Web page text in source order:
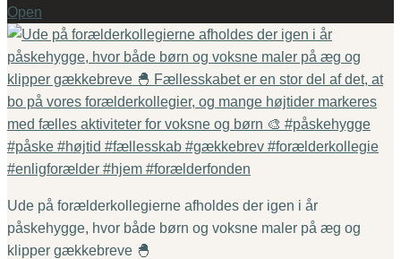
Open
Ude på forælderkollegierne afholdes der igen i år
påskehygge, hvor både børn og voksne maler på æg og
klipper gækkebreve 🐣